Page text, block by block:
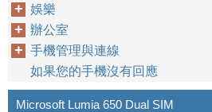
娛樂
辦公室
手機管理與連線
如果您的手機沒有回應
Microsoft Lumia 650 Dual SIM